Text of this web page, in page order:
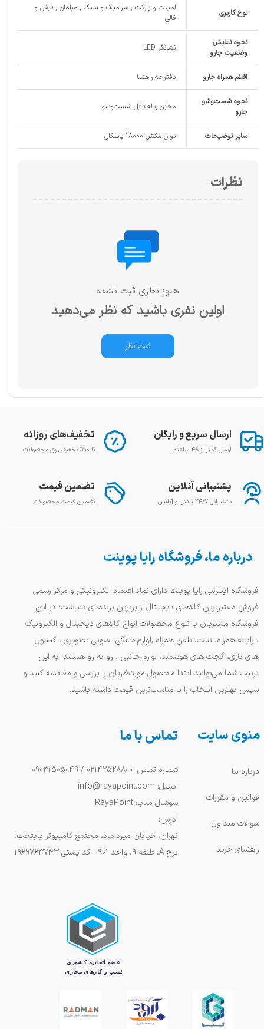
نوع کاربری
لمینت و پارکت , سرامیک و سنگ , مبلمان , فرش و
قالی
نحوه نمایش
وضعیت جارو
نشانگر LED
اقلام همراه جارو دفترچه راهنما
نحوه شست‌و‌شو
جارو
مخزن زباله قابل شست‌و‌شو
سایر توضیحات توان مکش 18000 پاسکال
نظرات
هنوز نظری ثبت نشده
اولین نفری باشید که نظر می‌دهید
ثبت نظر
منوی سایت
درباره ما
قوانین و مقررات
سوالات متداول
راهنمای خرید
درباره ما، فروشگاه رایا پوینت
فروشگاه اینترنتی رایا پوینت دارای نماد اعتماد الکترونیکی و مرکز رسمی
فروش معتبرترین کالاهای دیجیتال از برترین برندهای دنیاست؛ در این
فروشگاه مشتریان با تنوع محصولات انواع کالاهای دیجیتال و الکترونیک
، رایانه همراه، تبلت، تلفن همراه ,لوازم خانگی، صوتی تصویری ، کنسول
های بازی، گجت های هوشمند، لوازم جانبی... رو به رو هستند. به این
ترتیب شما می‌توانید ابتدا محصول موردنظرتان را بررسی و مقایسه کنید و
سپس بهترین انتخاب را با مناسب‌ترین قیمت داشته باشید.
ارسال سریع و رایگان
ارسال کمتر از ۴۸ ساعته
تخفیف‌های روزانه
تا ۵۰٪ تخفیف روی محصولات
پشتیبانی آنلاین
پشتیبانی ۲۴/۷ تلفنی و آنلاین
تضمین قیمت
تضمین قیمت محصولات
تماس با ما
شماره تماس: 02142528800 / 09031505049
ایمیل: info@rayapoint.com
سوشال مدیا: RayaPoint
آدرس:
تهران، خیابان میرداماد، مجتمع کامپیوتر پایتخت،
برج A، طبقه ۹، واحد ۹۰۱ - کد پستی 1969763743